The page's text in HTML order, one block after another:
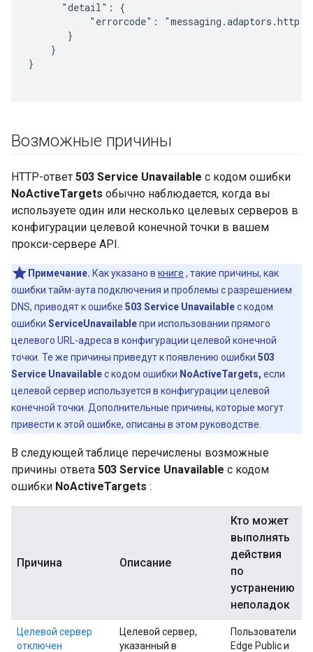
      "detail": {
"errorcode":
       }
    }
}
Возможные причины
HTTP-ответ 503 Service Unavailable с кодом ошибки
NoActiveTargets обычно наблюдается, когда вы
используете один или несколько целевых серверов в
конфигурации целевой конечной точки в вашем
прокси-сервере API.
Примечание. Как указано в книге , такие причины, как
ошибки тайм-аута подключения и проблемы с разрешением
DNS, приводят к ошибке 503 Service Unavailableс кодом
ошибки ServiceUnavailableпри использовании прямого
целевого URL-адреса в конфигурации целевой конечной
точки. Те же причины приведут к появлению ошибки 503
Service Unavailableс кодом ошибки NoActiveTargets, если
целевой сервер используется в конфигурации целевой
конечной точки. Дополнительные причины, которые могут
привести к этой ошибке, описаны в этом руководстве.
В следующей таблице перечислены возможные
причины ответа 503 Service Unavailable с кодом
ошибки NoActiveTargets :
Причина Описание
Кто может
выполнять
действия
по
устранению
неполадок
Целевой сервер
отключен
Целевой сервер,
указанный в
Пользователи
Edge Public и